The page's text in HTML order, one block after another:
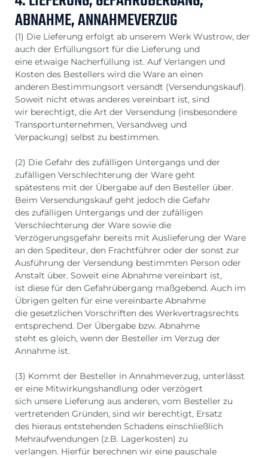
ABNAHME, ANNAHMEVERZUG
(1) Die Lieferung erfolgt ab unserem Werk Wustrow, der
auch der Erfüllungsort für die Lieferung und
eine etwaige Nacherfüllung ist. Auf Verlangen und
Kosten des Bestellers wird die Ware an einen
anderen Bestimmungsort versandt (Versendungskauf).
Soweit nicht etwas anderes vereinbart ist, sind
wir berechtigt, die Art der Versendung (insbesondere
Transportunternehmen, Versandweg und
Verpackung) selbst zu bestimmen.
(2) Die Gefahr des zufälligen Untergangs und der
zufälligen Verschlechterung der Ware geht
spätestens mit der Übergabe auf den Besteller über.
Beim Versendungskauf geht jedoch die Gefahr
des zufälligen Untergangs und der zufälligen
Verschlechterung der Ware sowie die
Verzögerungsgefahr bereits mit Auslieferung der Ware
an den Spediteur, den Frachtführer oder der sonst zur
Ausführung der Versendung bestimmten Person oder
Anstalt über. Soweit eine Abnahme vereinbart ist,
ist diese für den Gefahrübergang maßgebend. Auch im
Übrigen gelten für eine vereinbarte Abnahme
die gesetzlichen Vorschriften des Werkvertragsrechts
entsprechend. Der Übergabe bzw. Abnahme
steht es gleich, wenn der Besteller im Verzug der
Annahme ist.
(3) Kommt der Besteller in Annahmeverzug, unterlässt
er eine Mitwirkungshandlung oder verzögert
sich unsere Lieferung aus anderen, vom Besteller zu
vertretenden Gründen, sind wir berechtigt, Ersatz
des hieraus entstehenden Schadens einschließlich
Mehraufwendungen (z.B. Lagerkosten) zu
verlangen. Hierfür berechnen wir eine pauschale